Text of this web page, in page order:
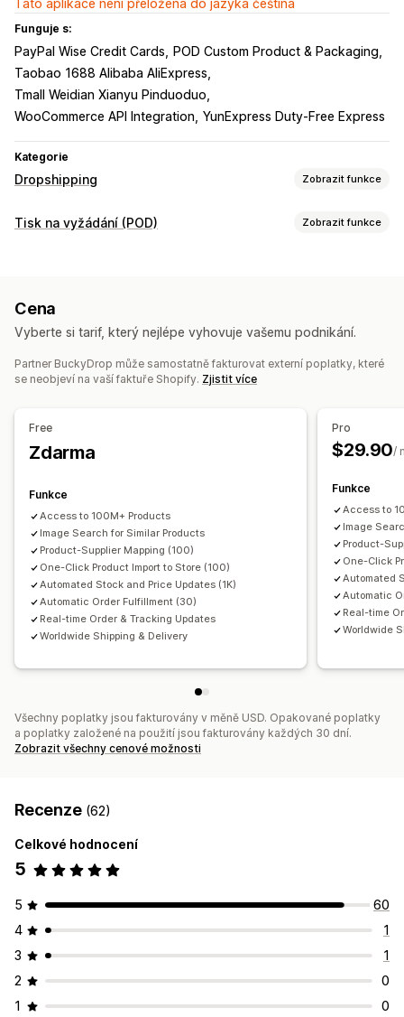
Tato aplikace není přeložena do jazyka čeština
Funguje s:
PayPal Wise Credit Cards
POD Custom Product & Packaging
Taobao 1688 Alibaba AliExpress
Tmall Weidian Xianyu Pinduoduo
WooCommerce API Integration YunExpress Duty-Free Express
Kategorie
Dropshipping Zobrazit funkce
Produkty, které můžete prodávat
Sportovní zboží
Firmy a kancelář Hardware Automobilový průmysl
Produkty pro dospělé
Tisk na vyžádání (POD) Zobrazit funkce
Personalizace
Celoplošný potisk Tašky Deky Oděvy Výšivky
Laserové výrobky
Ekologické Bio
Možnosti dopravy
Přes třetí stranu
Hromadná doprava
Vlastní doprava
Ekologická doprava
Celosvětové plnění
Vícenásobná doprava Aktualizace v reálném čase
Celková cena Sledování objednávek
Cena
Vyberte si tarif, který nejlépe vyhovuje vašemu podnikání.
Partner BuckyDrop může samostatně fakturovat externí poplatky, které
se neobjeví na vaší faktuře Shopify. Zjistit více
Free
Zdarma
Funkce
Access to 100M+ Products
Image Search for Similar Products
Product-Supplier Mapping (100)
One-Click Product Import to Store (100)
Automated Stock and Price Updates (1K)
Automatic Order Fulfillment (30)
Real-time Order & Tracking Updates
Worldwide Shipping & Delivery
Pro
$29.90/
Funkce
Access to
Image
Product-
One-Click
Automated
Automatic
Real-time
Worldwide
Všechny poplatky jsou fakturovány v měně USD. Opakované poplatky
a poplatky založené na použití jsou fakturovány každých 30 dní.
Zobrazit všechny cenové možnosti
Recenze (62)
Celkové hodnocení
5
5
60
4
1
3
1
2
0
1
0